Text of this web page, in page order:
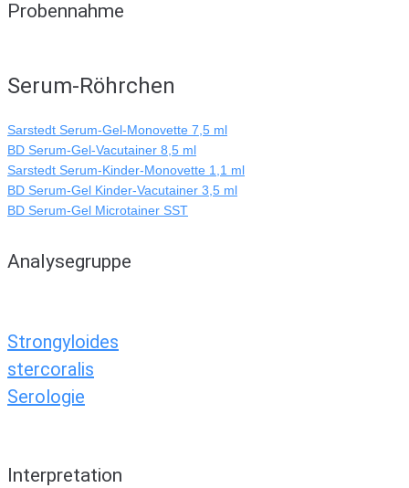
Probennahme
Serum-Röhrchen
Sarstedt Serum-Gel-Monovette 7,5 ml
BD Serum-Gel-Vacutainer 8,5 ml
Sarstedt Serum-Kinder-Monovette 1,1 ml
BD Serum-Gel Kinder-Vacutainer 3,5 ml
BD Serum-Gel Microtainer SST
Analysegruppe
Strongyloides
stercoralis
Serologie
Interpretation